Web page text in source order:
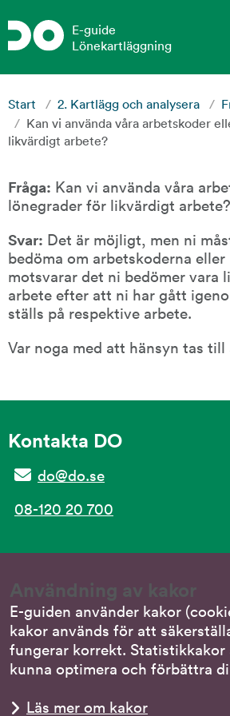
Användning av kakor
E-guiden använder kakor
kakor används för att
fungerar korrekt.
kunna optimera och förbättra
Läs mer om kakor
E-guide
Lönekartläggning
Start / 2. Kartlägg och analysera /
/ Kan vi använda våra arbetskoder
likvärdigt arbete?
Fråga: Kan vi använda våra
lönegrader för likvärdigt arbete?
Svar: Det är möjligt, men ni
bedöma om arbetskoderna
motsvarar det ni bedömer vara
arbete efter att ni har gått
ställs på respektive arbete.
Var noga med att hänsyn tas
Kontakta DO
do@do.se
08-120 20 700
Tillgänglighet på e-guiden
Tillgänglighetsredogörelse
Om webbplatsen